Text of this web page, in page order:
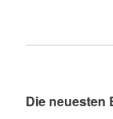
Die neuesten